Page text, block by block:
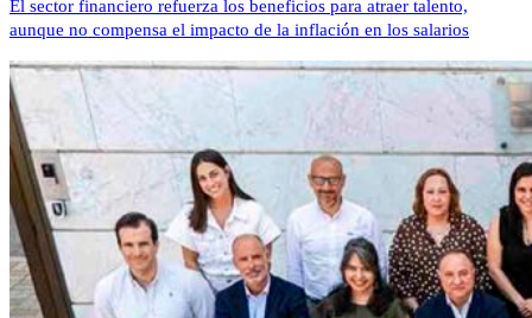
El sector financiero refuerza los beneficios para atraer talento,
aunque no compensa el impacto de la inflación en los salarios